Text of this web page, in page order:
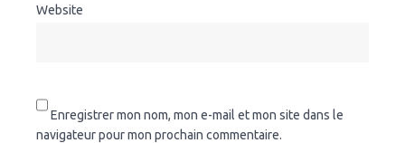
Website
Enregistrer mon nom, mon e-mail et mon site dans le
navigateur pour mon prochain commentaire.